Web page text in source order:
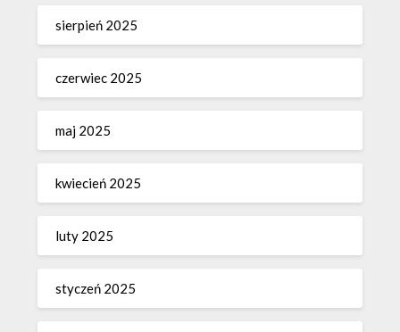
sierpień 2025
czerwiec 2025
maj 2025
kwiecień 2025
luty 2025
styczeń 2025